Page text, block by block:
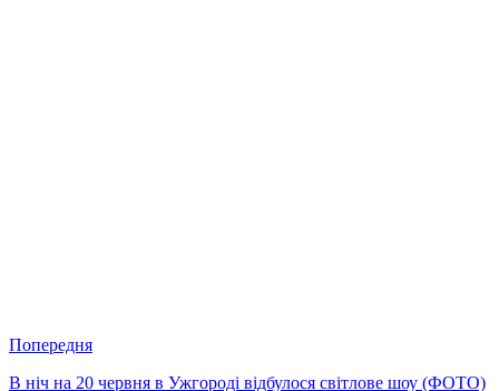
Попередня
В ніч на 20 червня в Ужгороді відбулося світлове шоу (ФОТО)